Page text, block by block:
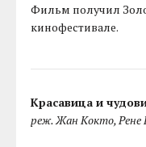
Фильм получил
кинофестивале.
Красавица и
реж. Жан Кокто, Рене